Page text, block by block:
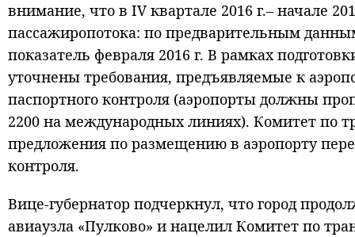
внимание, что в IV квартале 2016 г.– начале
пассажиропотока: по предварительным
показатель февраля 2016 г. В рамках
уточнены требования, предъявляемые к
паспортного контроля (аэропорты должны
2200 на международных линиях). Комитет по
предложения по размещению в аэропорту
контроля.
Вице-губернатор подчеркнул, что город
авиаузла «Пулково» и нацелил Комитет по